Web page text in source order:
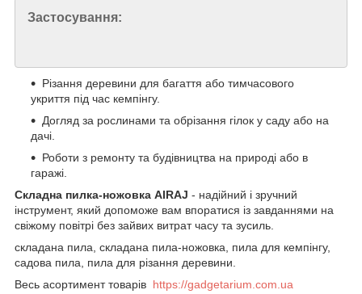
Застосування:
Різання деревини для багаття або тимчасового
укриття під час кемпінгу.
Догляд за рослинами та обрізання гілок у саду або на
дачі.
Роботи з ремонту та будівництва на природі або в
гаражі.
Складна пилка-ножовка AIRAJ - надійний і зручний
інструмент, який допоможе вам впоратися із завданнями на
свіжому повітрі без зайвих витрат часу та зусиль.
складана пила, складана пила-ножовка, пила для кемпінгу,
садова пила, пила для різання деревини.
Весь асортимент товарів https://gadgetarium.com.ua